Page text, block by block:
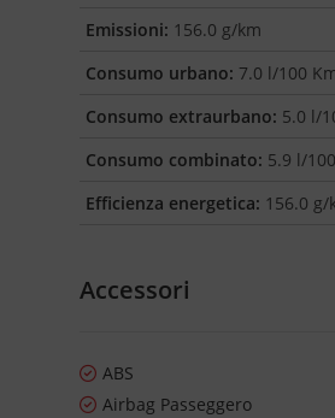
Emissioni: 156.0 g/km
Consumo urbano: 7.0 l/100
Consumo extraurbano: 5.0 l/
Consumo combinato: 5.9 l/
Efficienza energetica: 156.0 g/
Accessori
ABS
Airbag Passeggero